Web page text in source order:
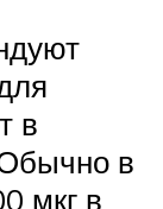
в
в
мкг в